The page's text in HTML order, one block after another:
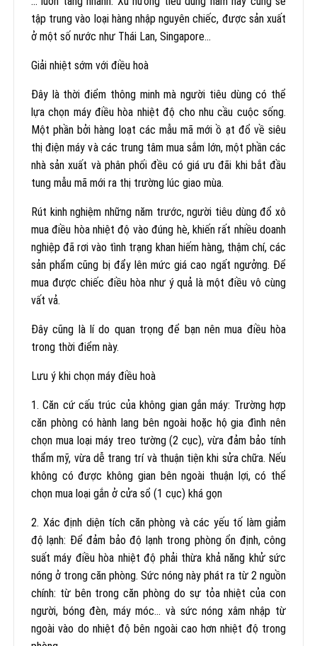
tập trung vào loại hàng nhập nguyên chiếc, được sản xuất
ở một số nước như Thái Lan, Singapore…
Giải nhiệt sớm với điều hoà
Đây là thời điểm thông minh mà người tiêu dùng có thể
lựa chọn máy điều hòa nhiệt độ cho nhu cầu cuộc sống.
Một phần bởi hàng loạt các mẫu mã mới ồ ạt đổ về siêu
thị điện máy và các trung tâm mua sắm lớn, một phần các
nhà sản xuất và phân phối đều có giá ưu đãi khi bắt đầu
tung mẫu mã mới ra thị trường lúc giao mùa.
Rút kinh nghiệm những năm trước, người tiêu dùng đổ xô
mua điều hòa nhiệt độ vào đúng hè, khiến rất nhiều doanh
nghiệp đã rơi vào tình trạng khan hiếm hàng, thậm chí, các
sản phẩm cũng bị đẩy lên mức giá cao ngất ngưởng. Để
mua được chiếc điều hòa như ý quả là một điều vô cùng
vất vả.
Đây cũng là lí do quan trọng để bạn nên mua điều hòa
trong thời điểm này.
Lưu ý khi chọn máy điều hoà
1. Căn cứ cấu trúc của không gian gắn máy: Trường hợp
căn phòng có hành lang bên ngoài hoặc hộ gia đình nên
chọn mua loại máy treo tường (2 cục), vừa đảm bảo tính
thẩm mỹ, vừa dễ trang trí và thuận tiện khi sửa chữa. Nếu
không có được không gian bên ngoài thuận lợi, có thể
chọn mua loại gắn ở cửa sổ (1 cục) khá gọn
2. Xác định diện tích căn phòng và các yếu tố làm giảm
độ lạnh: Để đảm bảo độ lạnh trong phòng ổn định, công
suất máy điều hòa nhiệt độ phải thừa khả năng khử sức
nóng ở trong căn phòng. Sức nóng này phát ra từ 2 nguồn
chính: từ bên trong căn phòng do sự tỏa nhiệt của con
người, bóng đèn, máy móc… và sức nóng xâm nhập từ
ngoài vào do nhiệt độ bên ngoài cao hơn nhiệt độ trong